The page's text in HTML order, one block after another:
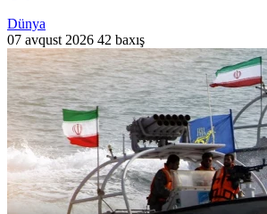
Dünya
07 avqust 2026 42 baxış